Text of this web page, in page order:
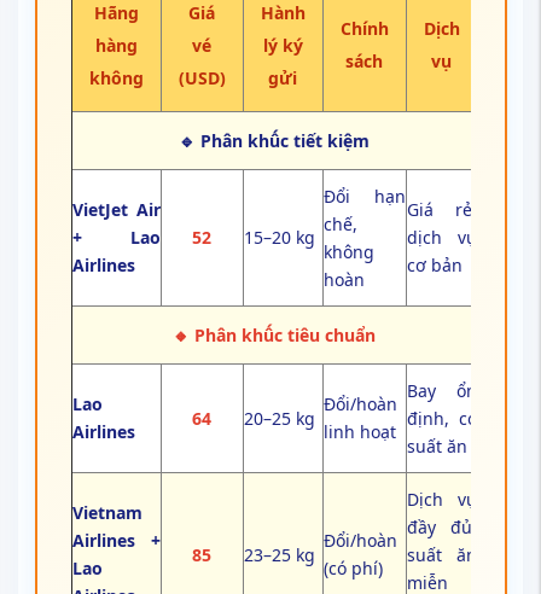
Hãng
hàng
không
Giá
vé
(USD)
Hành
lý ký
gửi
Chính
sách
Dịch
vụ
🔹 Phân khû́c tiết kiệm
VietJet Air
+ Lao
Airlines
52 15–20 kg
Đổi hạn
chế,
không
hoàn
Giá rẻ,
dịch vụ
cơ bản
🔸 Phân khû́c tiêu chuẩn
Lao
Airlines
64 20–25 kg
Đổi/hoàn
linh hoạt
Bay ổn
định, có
suất ăn
Vietnam
Airlines +
Lao
85 23–25 kg
Đổi/hoàn
(có phí)
Dịch vụ
đầy đủ,
suất ăn
miễn